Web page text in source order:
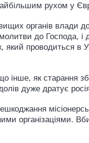
рухом у
органів влади
до Господа, і
який проводиться в
інше, як старання
дуже дратує
організаціями.